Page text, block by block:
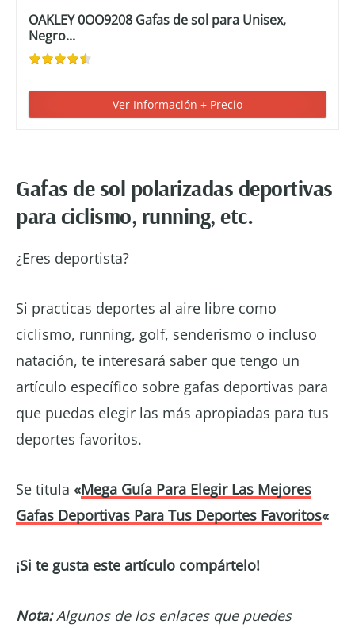
OAKLEY 0OO9208 Gafas de sol para Unisex,
Negro...
Ver Información + Precio
Gafas de sol polarizadas deportivas
para ciclismo, running, etc.
¿Eres deportista?
Si practicas deportes al aire libre como
ciclismo, running, golf, senderismo o incluso
natación, te interesará saber que tengo un
artículo específico sobre gafas deportivas para
que puedas elegir las más apropiadas para tus
deportes favoritos.
Se titula «Mega Guía Para Elegir Las Mejores
Gafas Deportivas Para Tus Deportes Favoritos«
¡Si te gusta este artículo compártelo!
Nota:Algunos de los enlaces que puedes